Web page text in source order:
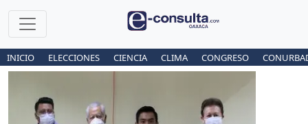
INICIO ELECCIONES CIENCIA CLIMA CONGRESO